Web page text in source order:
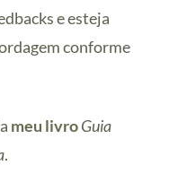
e esteja
conforme
meu livroGuia
.